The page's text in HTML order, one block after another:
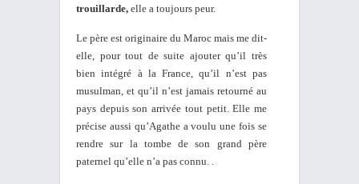
trouillarde, elle a toujours peur.
Le père est originaire du Maroc mais me dit-
elle, pour tout de suite ajouter qu’il très
bien intégré à la France, qu’il n’est pas
musulman, et qu’il n’est jamais retourné au
pays depuis son arrivée tout petit. Elle me
précise aussi qu’Agathe a voulu une fois se
rendre sur la tombe de son grand père
paternel qu’elle n’a pas connu. .